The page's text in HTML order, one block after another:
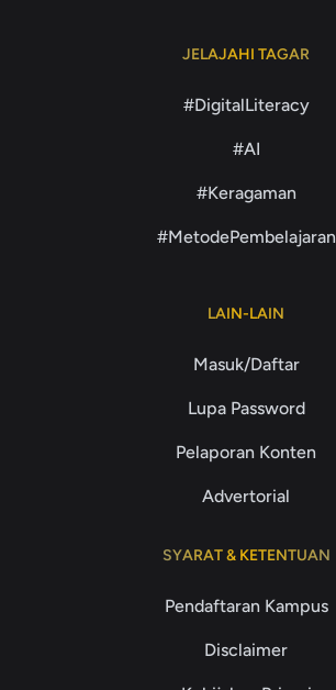
JELAJAHI TAGAR
#DigitalLiteracy
#AI
#Keragaman
#MetodePembelajaran
LAIN-LAIN
Masuk/Daftar
Lupa Password
Pelaporan Konten
Advertorial
SYARAT & KETENTUAN
Pendaftaran Kampus
Disclaimer